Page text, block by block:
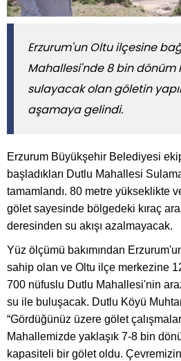
Erzurum'un Oltu ilçesine
Mahallesi'nde 8 bin dönüm
sulayacak olan göletin
aşamaya gelindi.
Erzurum Büyükşehir Belediyesi
başladıkları Dutlu Mahallesi
tamamlandı. 80 metre yükseklikte
gölet sayesinde bölgedeki kıraç
deresinden su akışı azalmayacak.
Yüz ölçümü bakımından
sahip olan ve Oltu ilçe merkezine
700 nüfuslu Dutlu Mahallesi'nin
su ile buluşacak. Dutlu Köyü
“Gördüğünüz üzere gölet
Mahallemizde yaklaşık 7-8 bin
kapasiteli bir gölet oldu.